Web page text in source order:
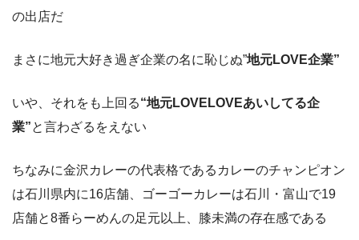
の出店だ
まさに地元大好き過ぎ企業の名に恥じぬ”地元LOVE企業”
いや、それをも上回る“地元LOVELOVEあいしてる企
業”と言わざるをえない
ちなみに金沢カレーの代表格であるカレーのチャンピオン
は石川県内に16店舗、ゴーゴーカレーは石川・富山で19
店舗と8番らーめんの足元以上、膝未満の存在感である